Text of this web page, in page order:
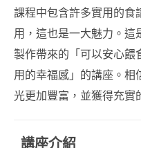
造型點心講師證書課
程 (DIM SUM ART
COURSE)
造型月餅講師證書課
程 (MOONCAKE ART
課程中包含許多實用的食
用，這也是一大魅力。
製作帶來的「可以安心餵
用的幸福感」的講座。
光更加豐富，並獲得充實
講座介紹